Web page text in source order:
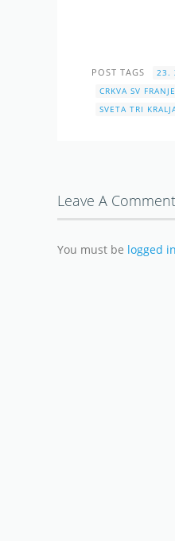
POST TAGS 23.
CRKVA SV
SVETA TRI
Leave A Comment
You must be logged in